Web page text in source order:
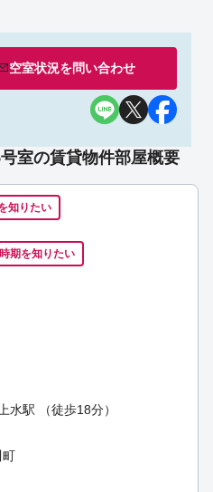
空室状況を問い合わせ
室の賃貸物件部屋概要
知りたい
期を知りたい
水駅 （徒歩18分）
町